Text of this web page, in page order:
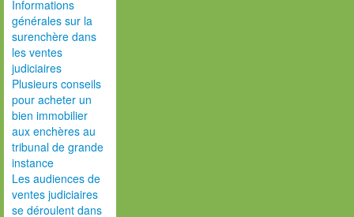
Informations
générales sur la
surenchère dans
les ventes
judiciaires
Plusieurs conseils
pour acheter un
bien immobilier
aux enchères au
tribunal de grande
instance
Les audiences de
ventes judiciaires
se déroulent dans